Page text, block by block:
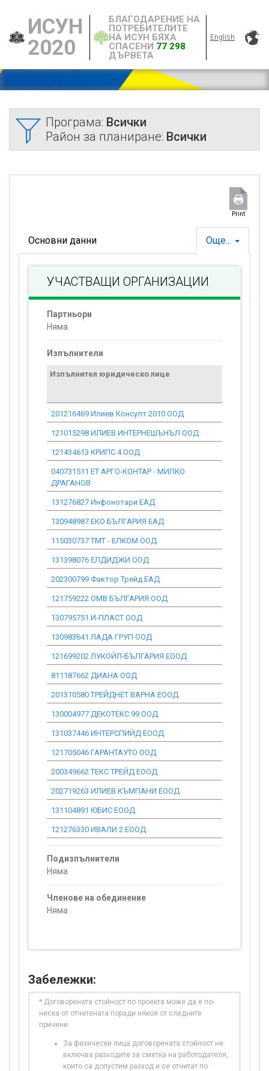
ИСУН
2020
БЛАГОДАРЕНИЕ НА
ПОТРЕБИТЕЛИТЕ
НА ИСУН БЯХА
СПАСЕНИ 77 298
ДЪРВЕТА
English
Програма: Всички
Район за планиране: Всички
Print
Още...
Основни данни
УЧАСТВАЩИ ОРГАНИЗАЦИИ
Партньори
Няма
Изпълнители
Изпълнител юридическо лице
201216469 Илиев Консулт 2010 ООД
121015298 ИЛИЕВ ИНТЕРНЕШЪНЪЛ ООД
121434613 КРИПС 4 ООД
040731511 ЕТ АРГО-КОНТАР - МИЛКО
ДРАГАНОВ
131276827 Инфонотари ЕАД
130948987 ЕКО БЪЛГАРИЯ ЕАД
115030737 ТМТ - ЕЛКОМ ООД
131398076 ЕЛДИДЖИ ООД
202300799 Фактор Трейд ЕАД
121759222 ОМВ БЪЛГАРИЯ ООД
130795751 И-ПЛАСТ ООД
130983641 ЛАДА ГРУП ООД
121699202 ЛУКОЙЛ-БЪЛГАРИЯ ЕООД
811187662 ДИАНА ООД
201310580 ТРЕЙДНЕТ ВАРНА ЕООД
130004977 ДЕКОТЕКС 99 ООД
131037446 ИНТЕРСПИЙД ЕООД
121705046 ГАРАНТАУТО ООД
200349662 ТЕКС ТРЕЙД ЕООД
202719263 ИЛИЕВ КЪМПАНИ ЕООД
131104891 ЮБИС ЕООД
121276330 ИВАЛИ 2 ЕООД
Подизпълнители
Няма
Членове на обединение
Няма
Забележки:
* Договорената стойност по проекта може да е по-
ниска от отчетената поради някоя от следните
причини:
За физически лица договорената стойност не
включва разходите за сметка на работодателя,
които са допустим разход и се отчитат по